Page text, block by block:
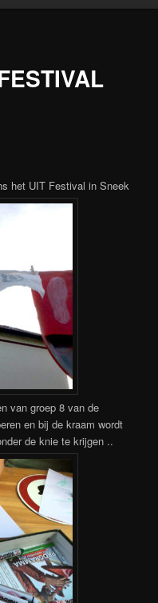
het UIT Festival in Sneek
van groep 8 van de
en bij de kraam wordt
de knie te krijgen ..